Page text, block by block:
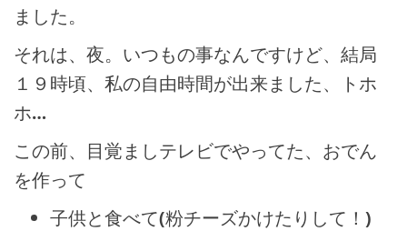
ました。
それは、夜。いつもの事なんですけど、結局
１９時頃、私の自由時間が出来ました、トホ
ホ…
この前、目覚ましテレビでやってた、おでん
を作って
子供と食べて(粉チーズかけたりして！)